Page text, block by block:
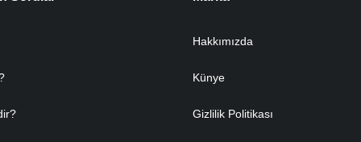
Hakkımızda
Künye
Gizlilik Politikası